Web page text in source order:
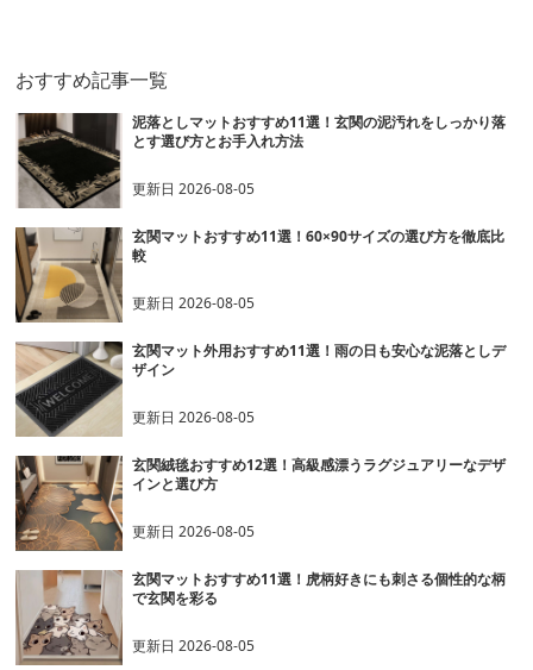
おすすめ記事一覧
泥落としマットおすすめ11選！玄関の泥汚れをしっかり落
とす選び方とお手入れ方法
更新日2026-08-05
玄関マットおすすめ11選！60×90サイズの選び方を徹底比
較
更新日2026-08-05
玄関マット外用おすすめ11選！雨の日も安心な泥落としデ
ザイン
更新日2026-08-05
玄関絨毯おすすめ12選！高級感漂うラグジュアリーなデザ
インと選び方
更新日2026-08-05
玄関マットおすすめ11選！虎柄好きにも刺さる個性的な柄
で玄関を彩る
更新日2026-08-05